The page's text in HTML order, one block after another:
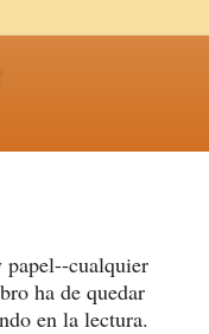
papel--cualquier
ha de quedar
en la lectura.